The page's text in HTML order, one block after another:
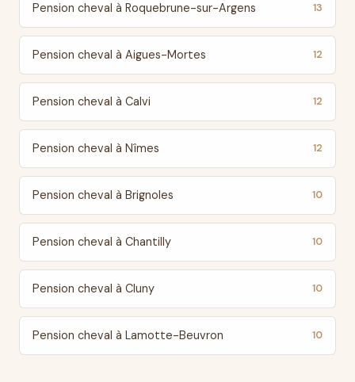
Pension cheval à Roquebrune-sur-Argens 13
Pension cheval à Aigues-Mortes 12
Pension cheval à Calvi 12
Pension cheval à Nîmes 12
Pension cheval à Brignoles 10
Pension cheval à Chantilly 10
Pension cheval à Cluny 10
Pension cheval à Lamotte-Beuvron 10